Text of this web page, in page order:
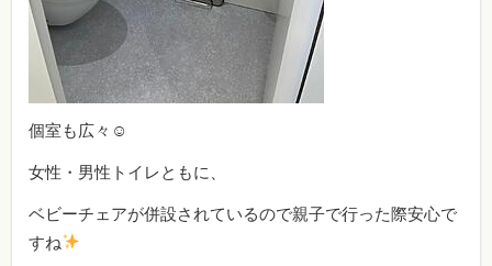
個室も広々☺
女性・男性トイレともに、
ベビーチェアが併設されているので親子で行った際安心で
すね